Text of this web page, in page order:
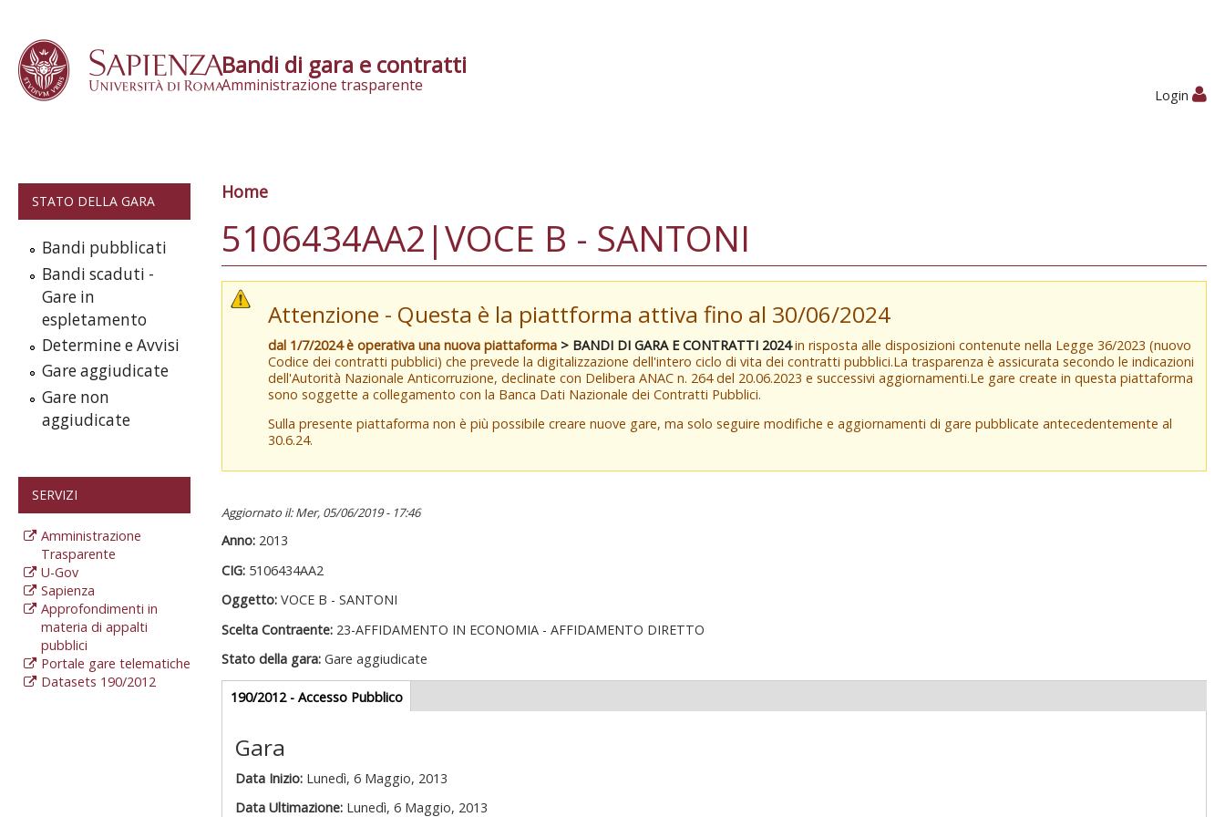
Bandi di gara e contratti
Amministrazione trasparente
Login
STATO DELLA GARA
Bandi pubblicati
Bandi scaduti -
Gare in
espletamento
Determine e Avvisi
Gare aggiudicate
Gare non
aggiudicate
SERVIZI
Amministrazione
Trasparente
U-Gov
Sapienza
Approfondimenti in
materia di appalti
pubblici
Portale gare telematiche
Datasets 190/2012
Tu sei qui
Home
5106434AA2|VOCE B - SANTONI
Attenzione - Questa è la piattforma attiva fino al 30/06/2024
dal 1/7/2024 è operativa una nuova piattaforma > BANDI DI GARA E CONTRATTI 2024in risposta alle disposizioni contenute nella Legge 36/2023 (nuovo
Codice dei contratti pubblici) che prevede la digitalizzazione dell'intero ciclo di vita dei contratti pubblici.La trasparenza è assicurata secondo le indicazioni
dell'Autorità Nazionale Anticorruzione, declinate con Delibera ANAC n. 264 del 20.06.2023 e successivi aggiornamenti.Le gare create in questa piattaforma
sono soggette a collegamento con la Banca Dati Nazionale dei Contratti Pubblici.
Sulla presente piattaforma non è più possibile creare nuove gare, ma solo seguire modifiche e aggiornamenti di gare pubblicate antecedentemente al
30.6.24.
Aggiornato il: Mer, 05/06/2019 - 17:46
Anno: 2013
CIG: 5106434AA2
Oggetto: VOCE B - SANTONI
Scelta Contraente: 23-AFFIDAMENTO IN ECONOMIA - AFFIDAMENTO DIRETTO
Stato della gara: Gare aggiudicate
Gare appalti
190/2012 - Accesso Pubblico(scheda
attiva)
Gara
Data Inizio: Lunedì, 6 Maggio, 2013
Data Ultimazione: Lunedì, 6 Maggio, 2013